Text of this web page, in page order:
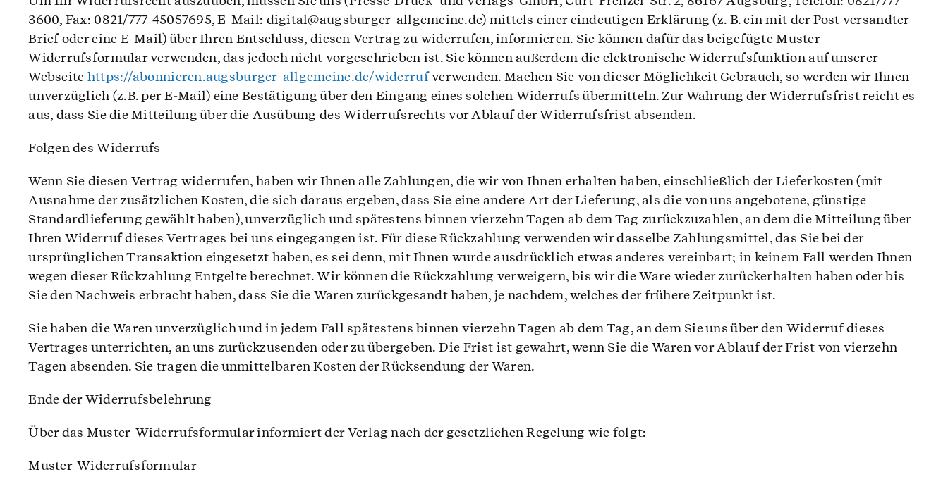
3600, Fax: 0821/777-45057695, E-Mail: digital@augsburger-allgemeine.de) mittels einer eindeutigen Erklärung (z. B. ein mit der Post versandter
Brief oder eine E-Mail) über Ihren Entschluss, diesen Vertrag zu widerrufen, informieren. Sie können dafür das beigefügte Muster-
Widerrufsformular verwenden, das jedoch nicht vorgeschrieben ist. Sie können außerdem die elektronische Widerrufsfunktion auf unserer
Webseite https://abonnieren.augsburger-allgemeine.de/widerrufverwenden. Machen Sie von dieser Möglichkeit Gebrauch, so werden wir Ihnen
unverzüglich (z.B. per E-Mail) eine Bestätigung über den Eingang eines solchen Widerrufs übermitteln. Zur Wahrung der Widerrufsfrist reicht es
aus, dass Sie die Mitteilung über die Ausübung des Widerrufsrechts vor Ablauf der Widerrufsfrist absenden.
Folgen des Widerrufs
Wenn Sie diesen Vertrag widerrufen, haben wir Ihnen alle Zahlungen, die wir von Ihnen erhalten haben, einschließlich der Lieferkosten (mit
Ausnahme der zusätzlichen Kosten, die sich daraus ergeben, dass Sie eine andere Art der Lieferung, als die von uns angebotene, günstige
Standardlieferung gewählt haben), unverzüglich und spätestens binnen vierzehn Tagen ab dem Tag zurückzuzahlen, an dem die Mitteilung über
Ihren Widerruf dieses Vertrages bei uns eingegangen ist. Für diese Rückzahlung verwenden wir dasselbe Zahlungsmittel, das Sie bei der
ursprünglichen Transaktion eingesetzt haben, es sei denn, mit Ihnen wurde ausdrücklich etwas anderes vereinbart; in keinem Fall werden Ihnen
wegen dieser Rückzahlung Entgelte berechnet. Wir können die Rückzahlung verweigern, bis wir die Ware wieder zurückerhalten haben oder bis
Sie den Nachweis erbracht haben, dass Sie die Waren zurückgesandt haben, je nachdem, welches der frühere Zeitpunkt ist.
Sie haben die Waren unverzüglich und in jedem Fall spätestens binnen vierzehn Tagen ab dem Tag, an dem Sie uns über den Widerruf dieses
Vertrages unterrichten, an uns zurückzusenden oder zu übergeben. Die Frist ist gewahrt, wenn Sie die Waren vor Ablauf der Frist von vierzehn
Tagen absenden. Sie tragen die unmittelbaren Kosten der Rücksendung der Waren.
Ende der Widerrufsbelehrung
Über das Muster-Widerrufsformular informiert der Verlag nach der gesetzlichen Regelung wie folgt:
Muster-Widerrufsformular